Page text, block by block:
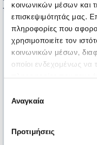
κοινωνικών μέσων και
επισκεψιμότητάς μας.
πληροφορίες που
χρησιμοποιείτε τον
κοινωνικών μέσων,
οποίοι ενδεχομένως να
των υπηρεσιών τους.
συγκατάθεσης
Αναγκαία
Προτιμήσεις
της ΕΛΕΠΑΠ, ενώ τους